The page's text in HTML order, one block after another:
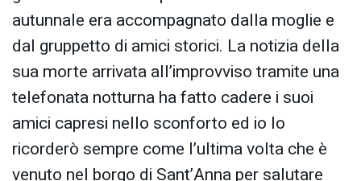
autunnale era accompagnato dalla moglie e
dal gruppetto di amici storici. La notizia della
sua morte arrivata all’improvviso tramite una
telefonata notturna ha fatto cadere i suoi
amici capresi nello sconforto ed io lo
ricorderò sempre come l’ultima volta che è
venuto nel borgo di Sant’Anna per salutare